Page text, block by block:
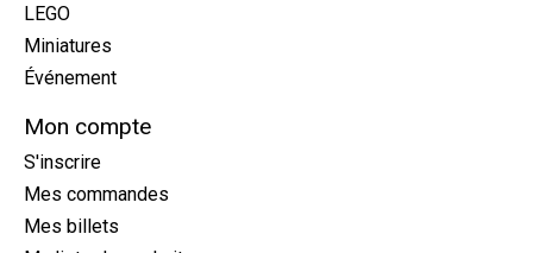
LEGO
Miniatures
Événement
Mon compte
S'inscrire
Mes commandes
Mes billets